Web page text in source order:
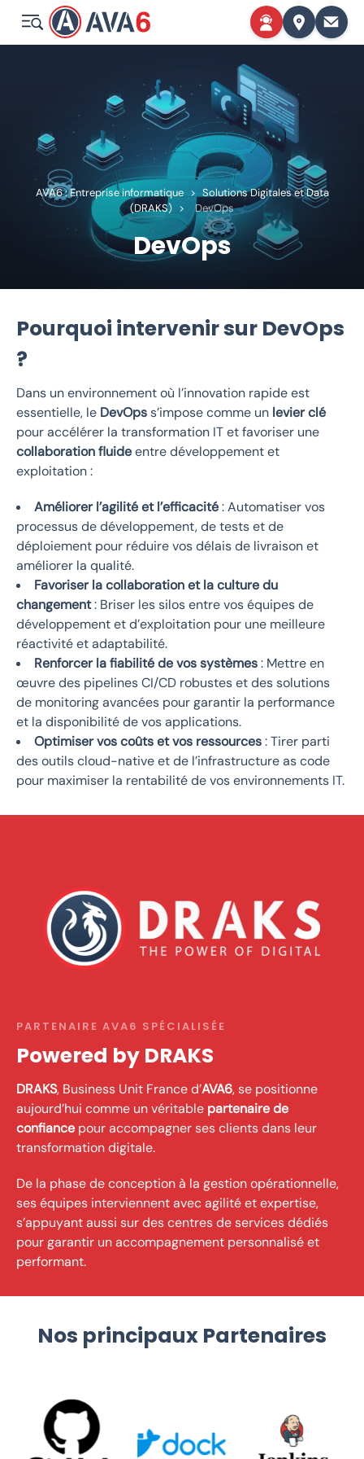
AVA6 : Entreprise informatique > Solutions Digitales et Data
(DRAKS) > DevOps
DevOps
Pourquoi intervenir sur DevOps
?
Dans un environnement où l’innovation rapide est
essentielle, le DevOpss’impose comme un levierclé
pour accélérer la transformation IT et favoriser une
collaborationfluideentre développement et
exploitation :
Améliorer l’agilité et l’efficacité: Automatiser vos
processus de développement, de tests et de
déploiement pour réduire vos délais de livraison et
améliorer la qualité.
Favoriser la collaboration et la culture du
changement: Briser les silos entre vos équipes de
développement et d’exploitation pour une meilleure
réactivité et adaptabilité.
Renforcer la fiabilité de vos systèmes: Mettre en
œuvre des pipelines CI/CD robustes et des solutions
de monitoring avancées pour garantir la performance
et la disponibilité de vos applications.
Optimiser vos coûts et vos ressources: Tirer parti
des outils cloud-native et de l’infrastructure as code
pour maximiser la rentabilité de vos environnements IT.
PARTENAIRE AVA6 SPÉCIALISÉE
Powered by DRAKS
DRAKS, Business Unit France d’AVA6, se positionne
aujourd’hui comme un véritable partenaire de
confiance pour accompagner ses clients dans leur
transformation digitale.
De la phase de conception à la gestion opérationnelle,
ses équipes interviennent avec agilité et expertise,
s’appuyant aussi sur des centres de services dédiés
pour garantir un accompagnement personnalisé et
performant.
Nos principaux Partenaires